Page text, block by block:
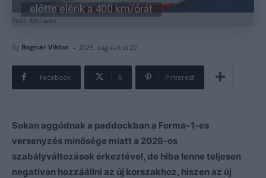
Fotó: McLaren
előtte elérik a 400 km/órát
By Bognár Viktor - 2025. augusztus 22.
Facebook X Pinterest
Sokan aggódnak a paddockban a Forma–1-es
versenyzés minősége miatt a 2026-os
szabályváltozások érkeztével, de hiba lenne teljesen
negatívan hozzáállni az új korszakhoz, hiszen az új